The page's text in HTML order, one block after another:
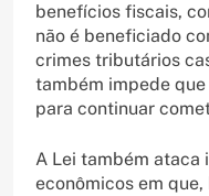
benefícios fiscais,
não é beneficiado
crimes tributários
também impede que
para continuar
A Lei também ataca
econômicos em